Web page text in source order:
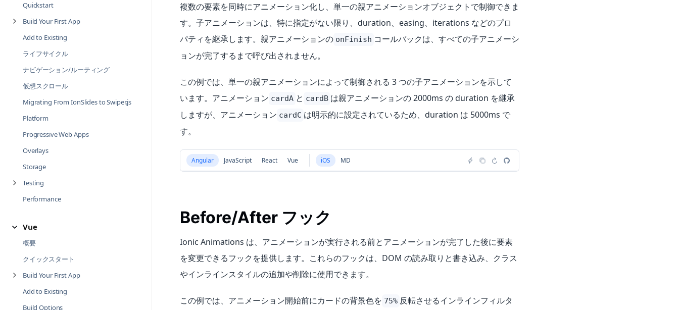
Quickstart
Build Your First App
Add to Existing
ライフサイクル
ナビゲーション/ルーティング
仮想スクロール
Migrating From IonSlides to Swiper.js
Platform
Progressive Web Apps
Overlays
Storage
Testing
Performance
Vue
概要
クイックスタート
Build Your First App
Add to Existing
Build Options
複数の要素を同時にアニメーション化し、単一の親アニメーションオブジェクトで制御できま
す。子アニメーションは、特に指定がない限り、duration、easing、iterations などのプロ
パティを継承します。親アニメーションの onFinish コールバックは、すべての子アニメーシ
ョンが完了するまで呼び出されません。
この例では、単一の親アニメーションによって制御される 3 つの子アニメーションを示して
います。アニメーション cardA と cardB は親アニメーションの 2000ms の duration を継承
しますが、アニメーション cardC は明示的に設定されているため、duration は 5000ms で
す。
Angular JavaScript React Vue iOS MD
Before/After フック
Ionic Animations は、アニメーションが実行される前とアニメーションが完了した後に要素
を変更できるフックを提供します。これらのフックは、DOM の読み取りと書き込み、クラス
やインラインスタイルの追加や削除に使用できます。
この例では、アニメーション開始前にカードの背景色を 75% 反転させるインラインフィルタ